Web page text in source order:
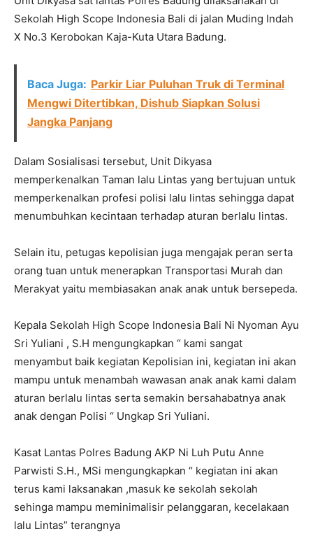
Sekolah High Scope Indonesia Bali di jalan Muding Indah
X No.3 Kerobokan Kaja-Kuta Utara Badung.
Baca Juga: Parkir Liar Puluhan Truk di Terminal
Mengwi Ditertibkan, Dishub Siapkan Solusi
Jangka Panjang
Dalam Sosialisasi tersebut, Unit Dikyasa
memperkenalkan Taman lalu Lintas yang bertujuan untuk
memperkenalkan profesi polisi lalu lintas sehingga dapat
menumbuhkan kecintaan terhadap aturan berlalu lintas.
Selain itu, petugas kepolisian juga mengajak peran serta
orang tuan untuk menerapkan Transportasi Murah dan
Merakyat yaitu membiasakan anak anak untuk bersepeda.
Kepala Sekolah High Scope Indonesia Bali Ni Nyoman Ayu
Sri Yuliani , S.H mengungkapkan “ kami sangat
menyambut baik kegiatan Kepolisian ini, kegiatan ini akan
mampu untuk menambah wawasan anak anak kami dalam
aturan berlalu lintas serta semakin bersahabatnya anak
anak dengan Polisi “ Ungkap Sri Yuliani.
Kasat Lantas Polres Badung AKP Ni Luh Putu Anne
Parwisti S.H., MSi mengungkapkan “ kegiatan ini akan
terus kami laksanakan ,masuk ke sekolah sekolah
sehinga mampu meminimalisir pelanggaran, kecelakaan
lalu Lintas” terangnya